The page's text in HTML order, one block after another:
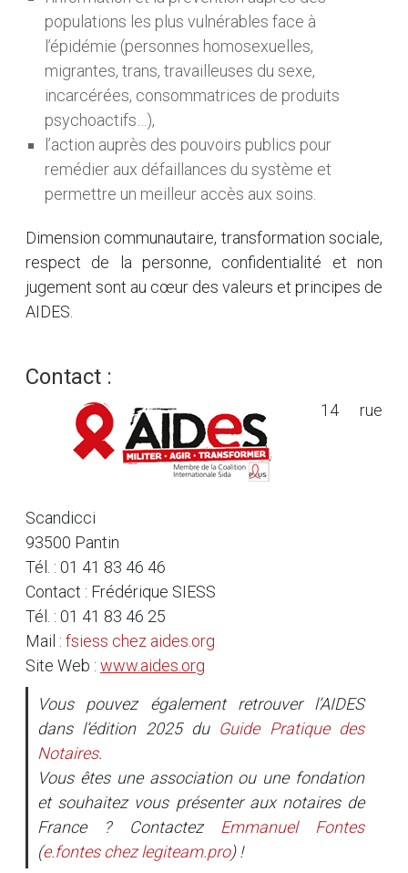
populations les plus vulnérables face à
l’épidémie (personnes homosexuelles,
migrantes, trans, travailleuses du sexe,
incarcérées, consommatrices de produits
psychoactifs…),
l’action auprès des pouvoirs publics pour
remédier aux défaillances du système et
permettre un meilleur accès aux soins.
Dimension communautaire, transformation sociale,
respect de la personne, confidentialité et non
jugement sont au cœur des valeurs et principes de
AIDES.
Contact :
14 rue
Scandicci
93500 Pantin
Tél. : 01 41 83 46 46
Contact : Frédérique SIESS
Tél. : 01 41 83 46 25
Mail : fsiess chez aides.org
Site Web : www.aides.org
Vous pouvez également retrouver l’AIDES
dans l’édition 2025 du Guide Pratique des
Notaires.
Vous êtes une association ou une fondation
et souhaitez vous présenter aux notaires de
France ? Contactez
Emmanuel Fontes
(e.fonteschezlegiteam.pro) !